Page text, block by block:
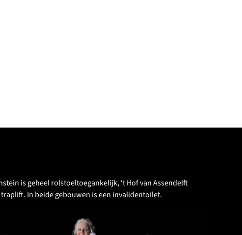
is geheel rolstoeltoegankelijk, ‘t Hof van Assendelft
In beide gebouwen is een invalidentoilet.